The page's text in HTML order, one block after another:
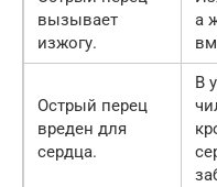
вызывает
изжогу.
а
Острый перец
вреден для
сердца.
В